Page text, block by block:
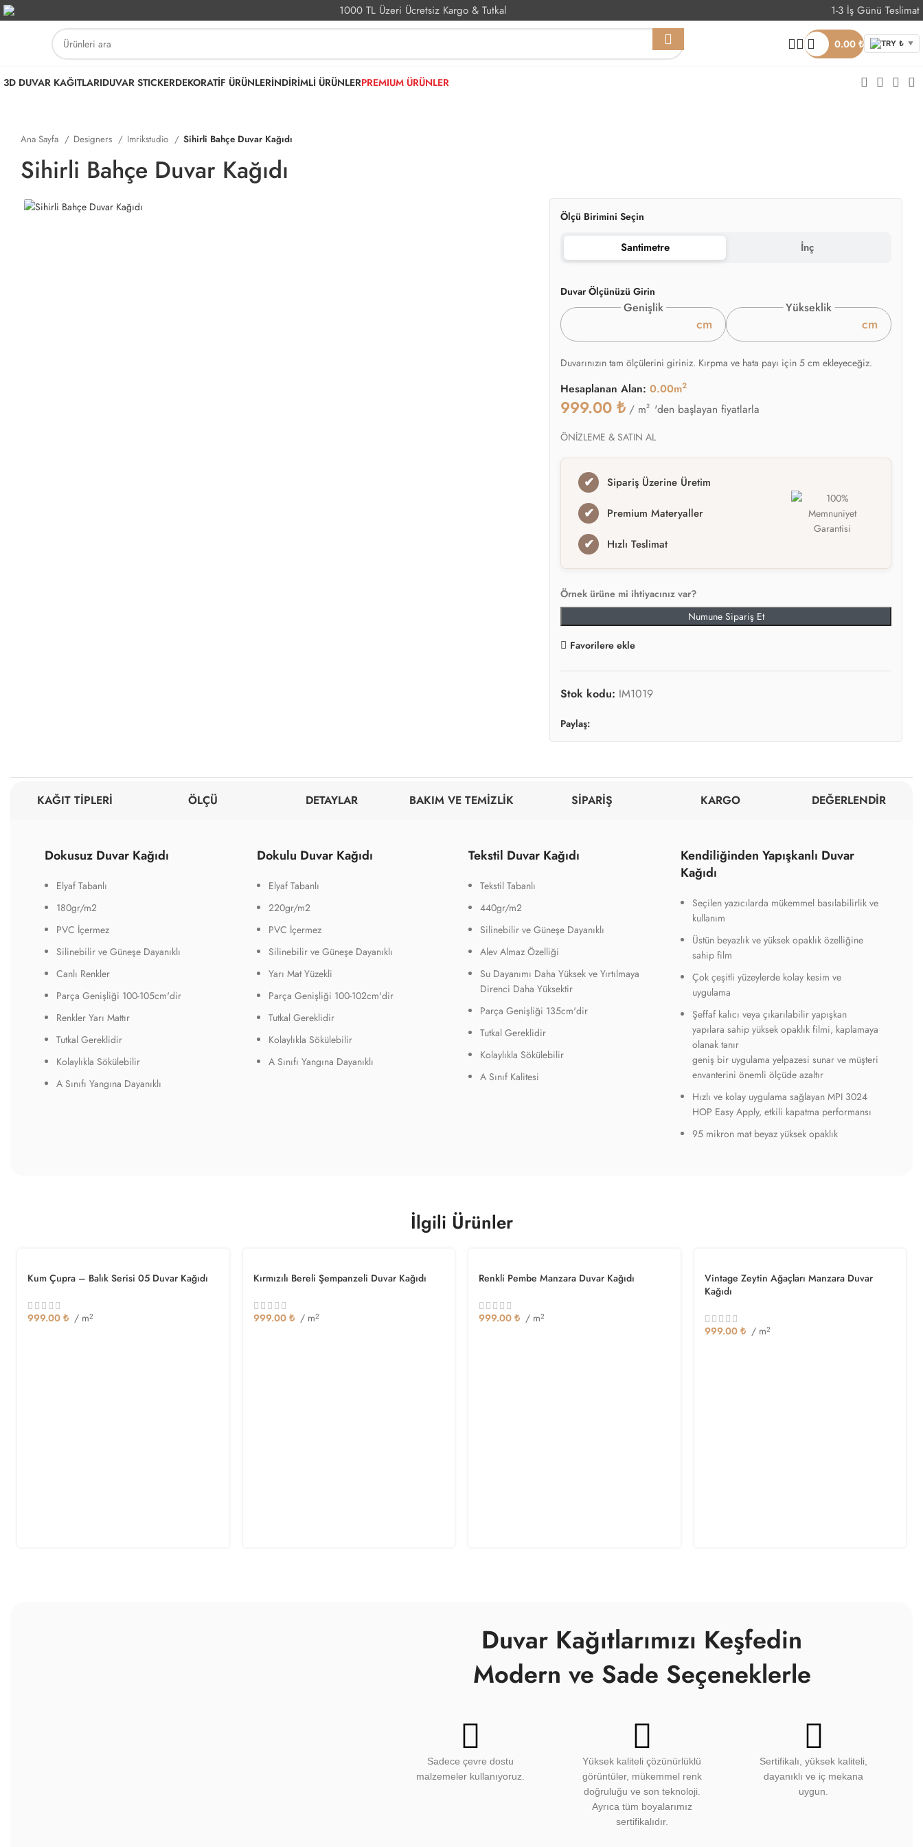
1000 TL Üzeri Ücretsiz Kargo & Tutkal 1-3 İş Günü Teslimat
0.00 ₺ TRY ₺ ▼
3D DUVAR KAĞITLARIDUVAR STICKERDEKORATİF ÜRÜNLERİNDİRİMLİ ÜRÜNLERPREMIUM ÜRÜNLER
Ana Sayfa Designers Imrikstudio Sihirli Bahçe Duvar Kağıdı
Sihirli Bahçe Duvar Kağıdı
Ölçü Birimini Seçin
Santimetre İnç
Duvar Ölçünüzü Girin
Genişlik
cm
Yükseklik
cm
Duvarınızın tam ölçülerini giriniz. Kırpma ve hata payı için 5 cm ekleyeceğiz.
Hesaplanan Alan:0.00m2
999.00₺ / m2 'den başlayan fiyatlarla
ÖNİZLEME & SATIN AL
✔ Sipariş Üzerine Üretim
✔ Premium Materyaller
✔ Hızlı Teslimat
Örnek ürüne mi ihtiyacınız var?
Numune Sipariş Et
Favorilere ekle
Stok kodu: IM1019
Paylaş:
KAĞIT TİPLERİ ÖLÇÜ DETAYLAR BAKIM VE TEMİZLİK SİPARİŞ KARGO DEĞERLENDİR
Dokusuz Duvar Kağıdı
Elyaf Tabanlı
180gr/m2
PVC İçermez
Silinebilir ve Güneşe Dayanıklı
Canlı Renkler
Parça Genişliği 100-105cm'dir
Renkler Yarı Mattır
Tutkal Gereklidir
Kolaylıkla Sökülebilir
A Sınıfı Yangına Dayanıklı
Dokulu Duvar Kağıdı
Elyaf Tabanlı
220gr/m2
PVC İçermez
Silinebilir ve Güneşe Dayanıklı
Yarı Mat Yüzekli
Parça Genişliği 100-102cm'dir
Tutkal Gereklidir
Kolaylıkla Sökülebilir
A Sınıfı Yangına Dayanıklı
Tekstil Duvar Kağıdı
Tekstil Tabanlı
440gr/m2
Silinebilir ve Güneşe Dayanıklı
Alev Almaz Özelliği
Su Dayanımı Daha Yüksek ve Yırtılmaya
Direnci Daha Yüksektir
Parça Genişliği 135cm'dir
Tutkal Gereklidir
Kolaylıkla Sökülebilir
A Sınıf Kalitesi
Kendiliğinden Yapışkanlı Duvar
Kağıdı
Seçilen yazıcılarda mükemmel basılabilirlik ve
kullanım
Üstün beyazlık ve yüksek opaklık özelliğine
sahip film
Çok çeşitli yüzeylerde kolay kesim ve
uygulama
Şeffaf kalıcı veya çıkarılabilir yapışkan
yapılara sahip yüksek opaklık filmi, kaplamaya
olanak tanır
geniş bir uygulama yelpazesi sunar ve müşteri
envanterini önemli ölçüde azaltır
Hızlı ve kolay uygulama sağlayan MPI 3024
HOP Easy Apply, etkili kapatma performansı
95 mikron mat beyaz yüksek opaklık
İlgili Ürünler
Kum Çupra – Balık Serisi 05 Duvar Kağıdı
999.00 ₺ / m2
Kırmızılı Bereli Şempanzeli Duvar Kağıdı
999.00 ₺ / m2
Renkli Pembe Manzara Duvar Kağıdı
999.00 ₺ / m2
Vintage Zeytin Ağaçları Manzara Duvar
Kağıdı
999.00 ₺ / m2
Duvar Kağıtlarımızı Keşfedin
Modern ve Sade Seçeneklerle
Sadece çevre dostu
malzemeler kullanıyoruz.
Yüksek kaliteli çözünürlüklü
görüntüler, mükemmel renk
doğruluğu ve son teknoloji.
Ayrıca tüm boyalarımız
sertifikalıdır.
Sertifikalı, yüksek kaliteli,
dayanıklı ve iç mekana
uygun.